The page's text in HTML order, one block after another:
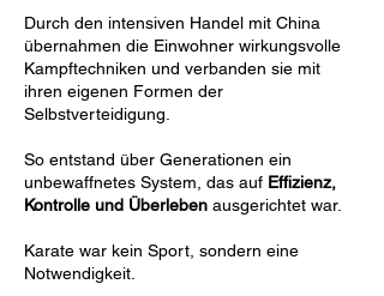
Durch den intensiven Handel mit China
übernahmen die Einwohner wirkungsvolle
Kampftechniken und verbanden sie mit
ihren eigenen Formen der
Selbstverteidigung.
So entstand über Generationen ein
unbewaffnetes System, das auf Effizienz,
Kontrolle und Überleben ausgerichtet war.
Karate war kein Sport, sondern eine
Notwendigkeit.